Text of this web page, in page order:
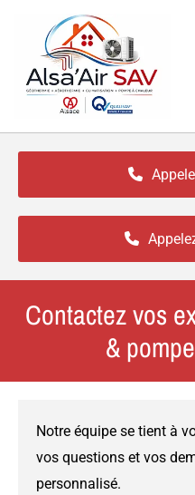
Accéder au contenu
Contactez vos
&
Notre équipe se tient à
vos questions et vos
personnalisé.